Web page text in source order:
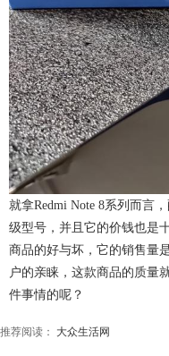
就拿Redmi Note 8系列而言
级型号，并且它的价钱也是
商品的好与坏，它的销售量
户的亲睐，这款商品的质量
件事情的呢？
推荐阅读： 大众生活网